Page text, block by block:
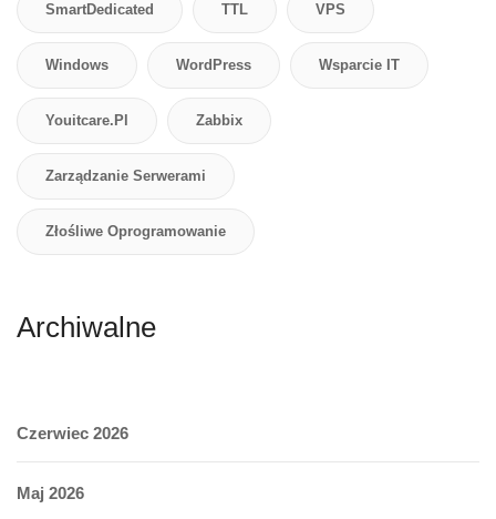
SmartDedicated TTL VPS
Windows WordPress Wsparcie IT
Youitcare.pl Zabbix
Zarządzanie Serwerami
Złośliwe Oprogramowanie
Archiwalne
Czerwiec 2026
Maj 2026